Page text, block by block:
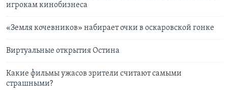
игрокам кинобизнеса
«Земля кочевников» набирает очки в оскаровской гонке
Виртуальные открытия Остина
Какие фильмы ужасов зрители считают самыми
страшными?